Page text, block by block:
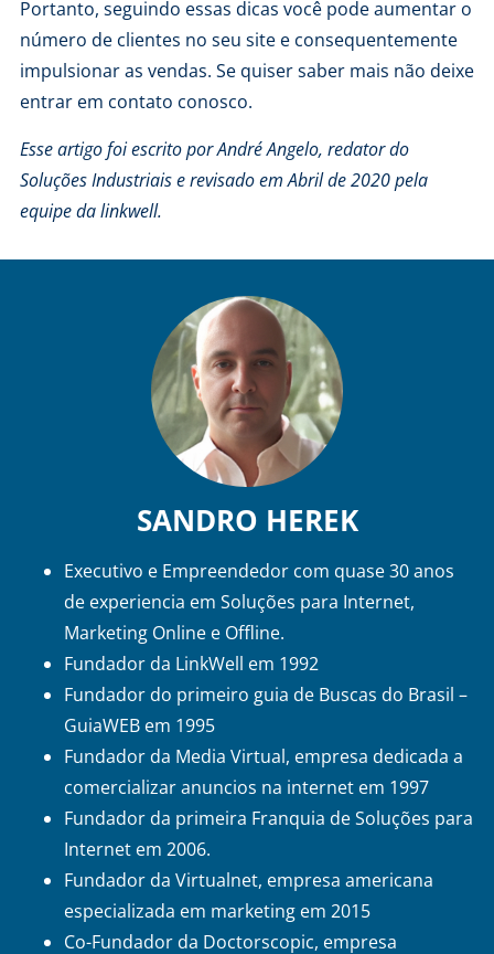
Portanto, seguindo essas dicas você pode aumentar o
número de clientes no seu site e consequentemente
impulsionar as vendas. Se quiser saber mais não deixe
entrar em contato conosco.
Esse artigo foi escrito por André Angelo, redator do
Soluções Industriaise revisado em Abril de 2020 pela
equipe da linkwell.
SANDRO HEREK
Executivo e Empreendedor com quase 30 anos
de experiencia em Soluções para Internet,
Marketing Online e Offline.
Fundador da LinkWell em 1992
Fundador do primeiro guia de Buscas do Brasil –
GuiaWEB em 1995
Fundador da Media Virtual, empresa dedicada a
comercializar anuncios na internet em 1997
Fundador da primeira Franquia de Soluções para
Internet em 2006.
Fundador da Virtualnet, empresa americana
especializada em marketing em 2015
Co-Fundador da Doctorscopic, empresa